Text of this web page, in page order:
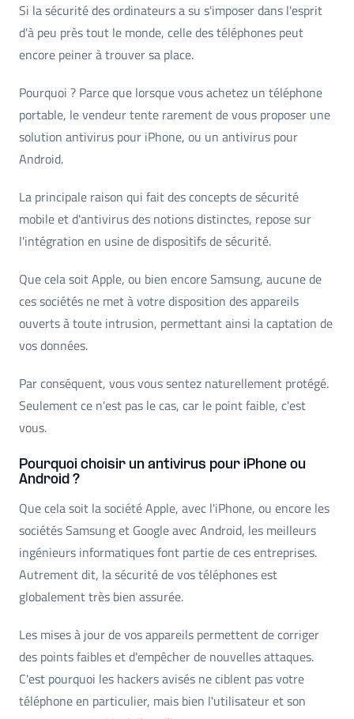
Si la sécurité des ordinateurs a su s'imposer dans l'esprit
d'à peu près tout le monde, celle des téléphones peut
encore peiner à trouver sa place.
Pourquoi ? Parce que lorsque vous achetez un téléphone
portable, le vendeur tente rarement de vous proposer une
solution antivirus pour iPhone, ou un antivirus pour
Android.
La principale raison qui fait des concepts de sécurité
mobile et d'antivirus des notions distinctes, repose sur
l'intégration en usine de dispositifs de sécurité.
Que cela soit Apple, ou bien encore Samsung, aucune de
ces sociétés ne met à votre disposition des appareils
ouverts à toute intrusion, permettant ainsi la captation de
vos données.
Par conséquent, vous vous sentez naturellement protégé.
Seulement ce n'est pas le cas, car le point faible, c'est
vous.
Pourquoi choisir un antivirus pour iPhone ou
Android ?
Que cela soit la société Apple, avec l'iPhone, ou encore les
sociétés Samsung et Google avec Android, les meilleurs
ingénieurs informatiques font partie de ces entreprises.
Autrement dit, la sécurité de vos téléphones est
globalement très bien assurée.
Les mises à jour de vos appareils permettent de corriger
des points faibles et d'empêcher de nouvelles attaques.
C'est pourquoi les hackers avisés ne ciblent pas votre
téléphone en particulier, mais bien l'utilisateur et son